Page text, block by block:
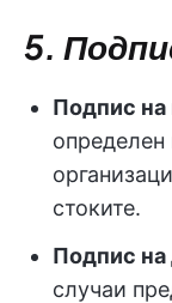
5.
Подпис на
определен
стоките.
Подпис на
случаи